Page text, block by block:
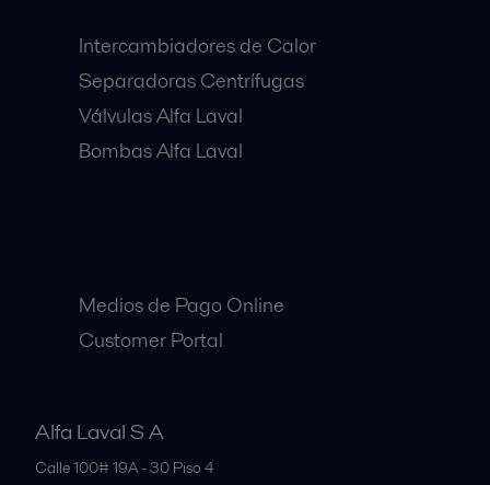
Intercambiadores de Calor
Separadoras Centrífugas
Válvulas Alfa Laval
Bombas Alfa Laval
Medios de Pago Online
Customer Portal
Alfa Laval S A
Calle 100# 19A - 30 Piso 4